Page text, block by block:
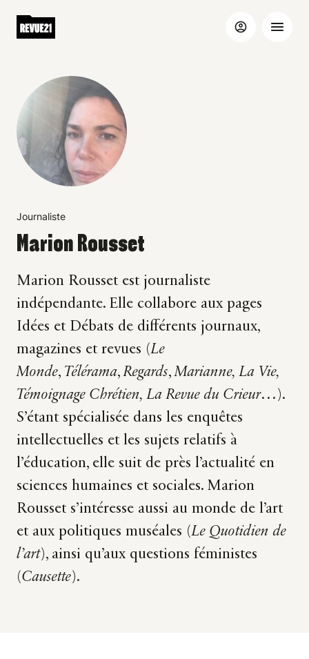
Journaliste
Marion Rousset
Marion Rousset est journaliste
indépendante. Elle collabore aux pages
Idées et Débats de différents journaux,
magazines et revues (Le
Monde, Télérama,Regards,Marianne, La Vie,
Témoignage Chrétien, La Revue du Crieur…).
S’étant spécialisée dans les enquêtes
intellectuelles et les sujets relatifs à
l’éducation, elle suit de près l’actualité en
sciences humaines et sociales. Marion
Rousset s’intéresse aussi au monde de l’art
et aux politiques muséales (Le Quotidien de
l’art), ainsi qu’aux questions féministes
(Causette).